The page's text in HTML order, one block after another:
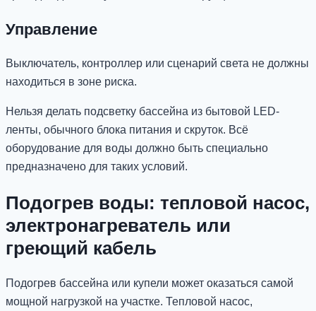
Управление
Выключатель, контроллер или сценарий света не должны
находиться в зоне риска.
Нельзя делать подсветку бассейна из бытовой LED-
ленты, обычного блока питания и скруток. Всё
оборудование для воды должно быть специально
предназначено для таких условий.
Подогрев воды: тепловой насос,
электронагреватель или
греющий кабель
Подогрев бассейна или купели может оказаться самой
мощной нагрузкой на участке. Тепловой насос,